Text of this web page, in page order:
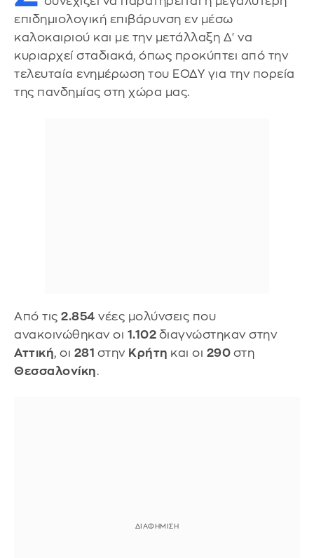
επιδημιολογική επιβάρυνση εν μέσω
καλοκαιριού και με την μετάλλαξη Δ' να
κυριαρχεί σταδιακά, όπως προκύπτει από την
τελευταία ενημέρωση του ΕΟΔΥ για την πορεία
της πανδημίας στη χώρα μας.
Από τις 2.854 νέες μολύνσεις που
ανακοινώθηκαν οι 1.102 διαγνώστηκαν στην
Αττική, οι 281 στην Κρήτη και οι 290 στη
Θεσσαλονίκη.